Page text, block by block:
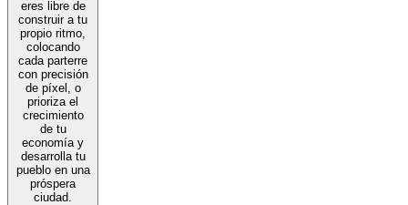
eres libre de
construir a tu
propio ritmo,
colocando
cada parterre
con precisión
de píxel, o
prioriza el
crecimiento
de tu
economía y
desarrolla tu
pueblo en una
próspera
ciudad.